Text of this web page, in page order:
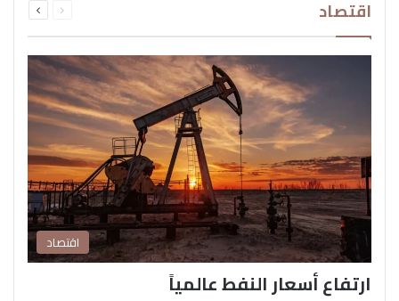
اقتصاد الصفحةالصفحة
اقتصاد
ارتفاع أسعار النفط عالمياً